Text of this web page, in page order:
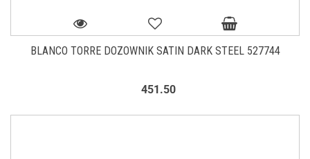
BLANCO TORRE DOZOWNIK SATIN DARK STEEL 527744
451.50